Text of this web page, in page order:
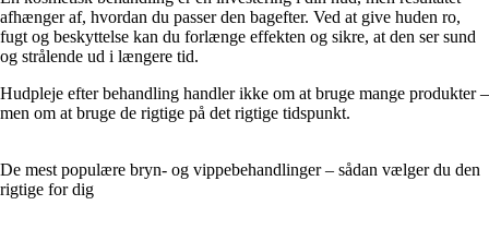
afhænger af, hvordan du passer den bagefter. Ved at give huden ro,
fugt og beskyttelse kan du forlænge effekten og sikre, at den ser sund
og strålende ud i længere tid.
Hudpleje efter behandling handler ikke om at bruge mange produkter –
men om at bruge de rigtige på det rigtige tidspunkt.
De mest populære bryn- og vippebehandlinger – sådan vælger du den
rigtige for dig